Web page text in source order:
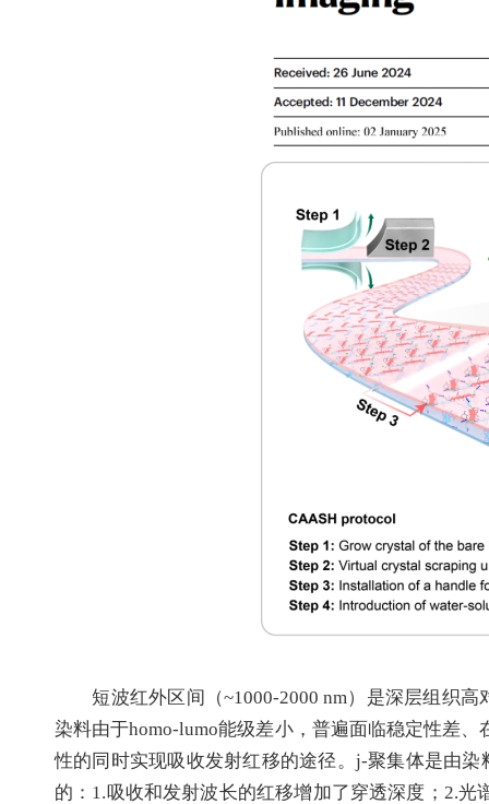
短波红外区间（~1000-2000 nm）是深层组织高
染料由于homo-lumo能级差小，普遍面临稳定性差
性的同时实现吸收发射红移的途径。j-聚集体是由
的：1.吸收和发射波长的红移增加了穿透深度；2.